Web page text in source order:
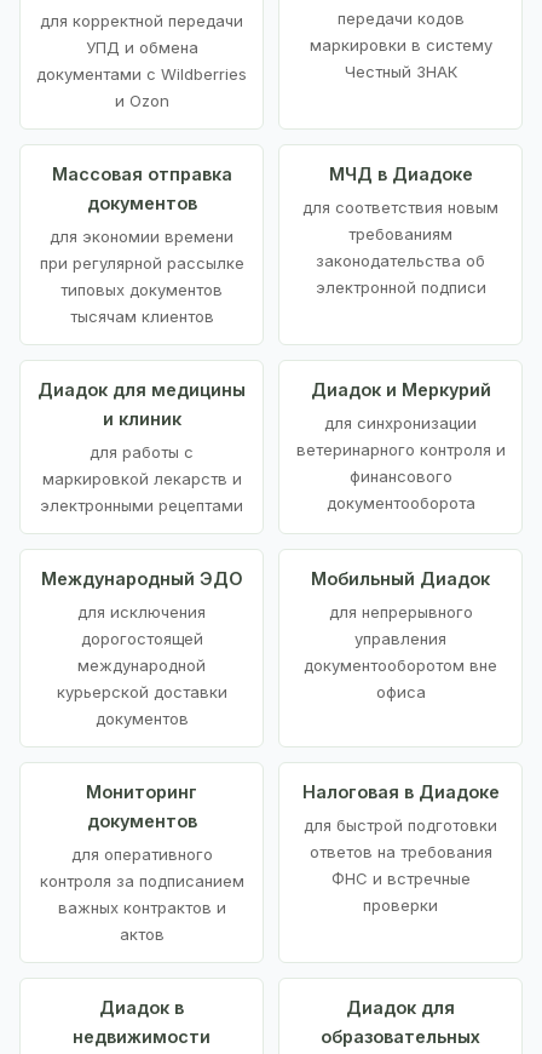
для корректной передачи
УПД и обмена
документами с Wildberries
и Ozon
передачи кодов
маркировки в систему
Честный ЗНАК
Массовая отправка
документов
для экономии времени
при регулярной рассылке
типовых документов
тысячам клиентов
МЧД в Диадоке
для соответствия новым
требованиям
законодательства об
электронной подписи
Диадок для медицины
и клиник
для работы с
маркировкой лекарств и
электронными рецептами
Диадок и Меркурий
для синхронизации
ветеринарного контроля и
финансового
документооборота
Международный ЭДО
для исключения
дорогостоящей
международной
курьерской доставки
документов
Мобильный Диадок
для непрерывного
управления
документооборотом вне
офиса
Мониторинг
документов
для оперативного
контроля за подписанием
важных контрактов и
актов
Налоговая в Диадоке
для быстрой подготовки
ответов на требования
ФНС и встречные
проверки
Диадок в
недвижимости
Диадок для
образовательных